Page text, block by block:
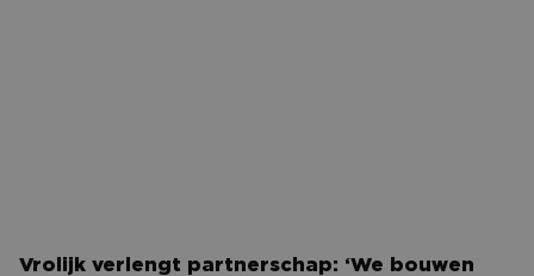
Vrolijk verlengt partnerschap: ‘We bouwen